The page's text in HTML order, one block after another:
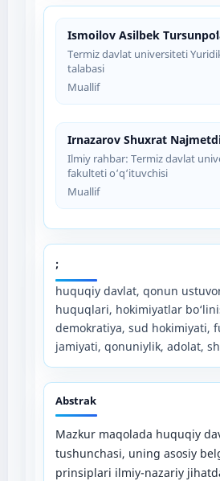
Ismoilov Asilbek
Termiz davlat universiteti
talabasi
Muallif
Irnazarov Shuxrat
Ilmiy rahbar: Termiz davlat
fakulteti o‘q‘ituvchisi
Muallif
;
huquqiy davlat, qonun
huquqlari, hokimiyatlar
demokratiya, sud hokimiyati,
jamiyati, qonuniylik, adolat,
Abstrak
Mazkur maqolada huquqiy
tushunchasi, uning asosiy
prinsiplari ilmiy-nazariy